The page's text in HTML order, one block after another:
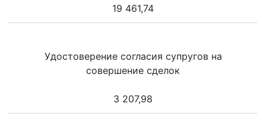
19 461,74
Удостоверение согласия супругов на
совершение сделок
3 207,98